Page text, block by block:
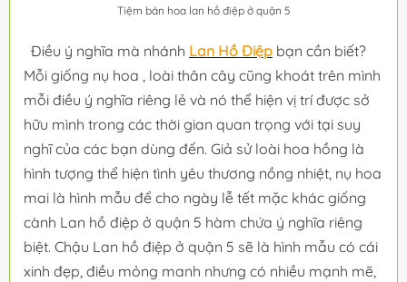
Tiệm bán hoa lan hồ điệp ở quận 5
Điều ý nghĩa mà nhánh Lan Hồ Điệp bạn cần biết?
Mỗi giống nụ hoa , loài thân cây cũng khoát trên mình
mỗi điều ý nghĩa riêng lẻ và nó thể hiện vị trí được sở
hữu mình trong các thời gian quan trọng với tại suy
nghĩ của các bạn dùng đến. Giả sử loài hoa hồng là
hình tượng thể hiện tình yêu thương nồng nhiệt, nụ hoa
mai là hình mẫu để cho ngày lễ tết mặc khác giống
cành Lan hồ điệp ở quận 5 hàm chứa ý nghĩa riêng
biệt. Chậu Lan hồ điệp ở quận 5 sẽ là hình mẫu có cái
xinh đẹp, điều mỏng manh nhưng có nhiều mạnh mẽ,